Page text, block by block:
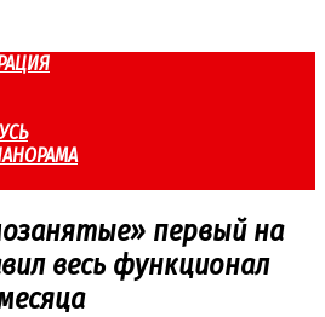
первый на
весь функционал